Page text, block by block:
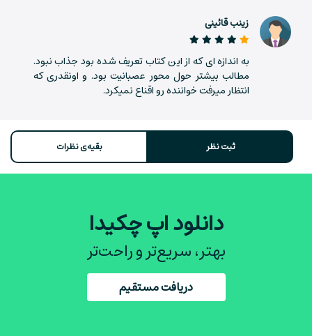
زینب قائینی
به اندازه ای که از این کتاب تعریف شده بود جذاب نبود.
مطالب بیشتر حول محور عصبانیت بود. و اونقدری که
انتظار میرفت خواننده رو اقناع نمیکرد.
بقیه‌ی نظرات ثبت نظر
دانلود اپ چکیدا
بهتر، سریع‌تر و راحت‌تر
دریافت مستقیم